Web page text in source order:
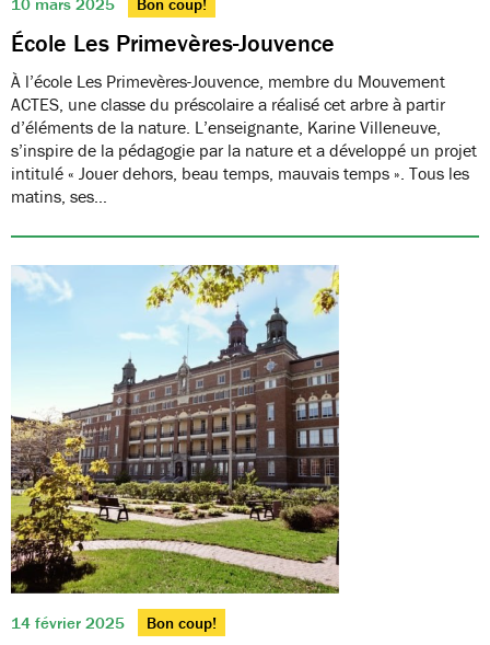
École Les Primevères-Jouvence
À l’école Les Primevères-Jouvence, membre du Mouvement
ACTES, une classe du préscolaire a réalisé cet arbre à partir
d’éléments de la nature. L’enseignante, Karine Villeneuve,
s’inspire de la pédagogie par la nature et a développé un projet
intitulé « Jouer dehors, beau temps, mauvais temps ». Tous les
matins, ses…
14 février 2025 Bon coup!